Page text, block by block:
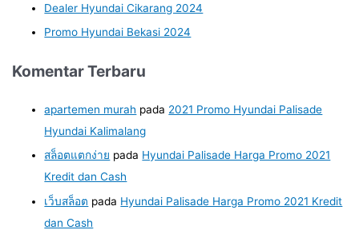
Dealer Hyundai Cikarang 2024
Promo Hyundai Bekasi 2024
Komentar Terbaru
apartemen murah pada 2021 Promo Hyundai Palisade
Hyundai Kalimalang
สล็อตแตกง่าย pada Hyundai Palisade Harga Promo 2021
Kredit dan Cash
เว็บสล็อต pada Hyundai Palisade Harga Promo 2021 Kredit
dan Cash